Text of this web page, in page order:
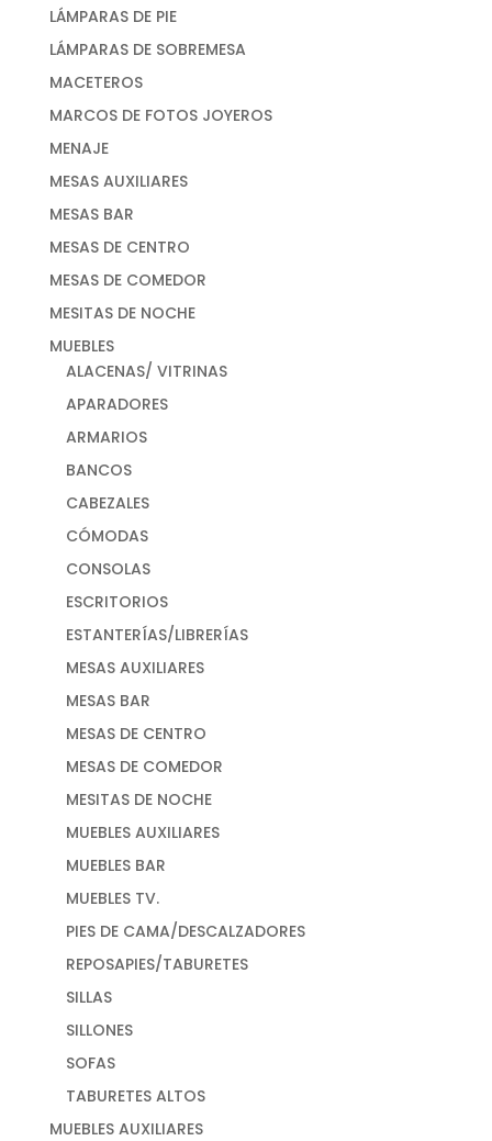
LÁMPARAS DE PIE
LÁMPARAS DE SOBREMESA
MACETEROS
MARCOS DE FOTOS JOYEROS
MENAJE
MESAS AUXILIARES
MESAS BAR
MESAS DE CENTRO
MESAS DE COMEDOR
MESITAS DE NOCHE
MUEBLES
ALACENAS/ VITRINAS
APARADORES
ARMARIOS
BANCOS
CABEZALES
CÓMODAS
CONSOLAS
ESCRITORIOS
ESTANTERÍAS/LIBRERÍAS
MESAS AUXILIARES
MESAS BAR
MESAS DE CENTRO
MESAS DE COMEDOR
MESITAS DE NOCHE
MUEBLES AUXILIARES
MUEBLES BAR
MUEBLES TV.
PIES DE CAMA/DESCALZADORES
REPOSAPIES/TABURETES
SILLAS
SILLONES
SOFAS
TABURETES ALTOS
MUEBLES AUXILIARES